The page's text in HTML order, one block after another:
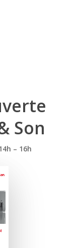
Son
– 16h